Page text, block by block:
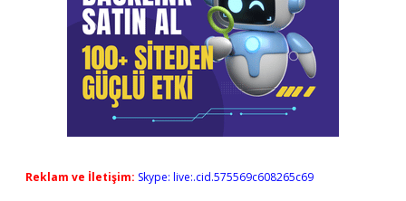
Reklam ve İletişim: Skype: live:.cid.575569c608265c69